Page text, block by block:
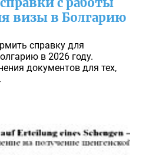
визы в Болгарию
справку для
в 2026 году.
документов для тех,